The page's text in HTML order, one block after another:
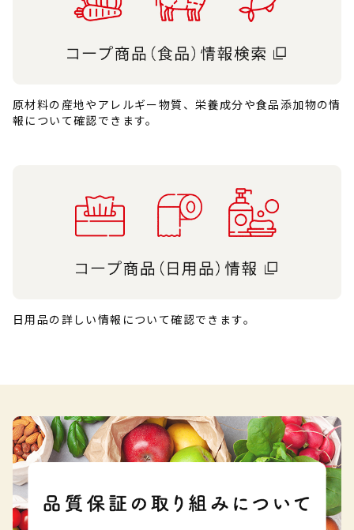
原材料の産地やアレルギー物質、栄養成分や食品添加物の情
報について確認できます。
日用品の詳しい情報について確認できます。